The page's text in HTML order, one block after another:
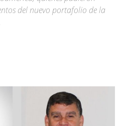
del nuevo portafolio de la